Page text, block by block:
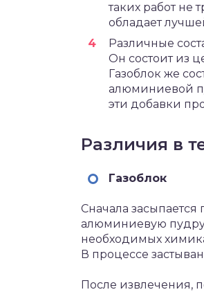
таких работ не
обладает
Различные
Он состоит из
Газоблок же
алюминиевой
эти добавки
Различия в
Газоблок
Сначала
алюминиевую
необходимых
В процессе
После извлечения,